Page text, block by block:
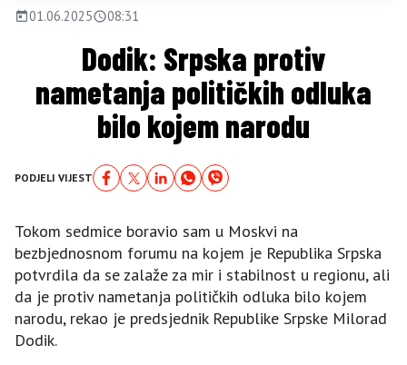
01.06.2025 08:31
Dodik: Srpska protiv
nametanja političkih odluka
bilo kojem narodu
PODJELI VIJEST
Tokom sedmice boravio sam u Moskvi na
bezbjednosnom forumu na kojem je Republika Srpska
potvrdila da se zalaže za mir i stabilnost u regionu, ali
da je protiv nametanja političkih odluka bilo kojem
narodu, rekao je predsjednik Republike Srpske Milorad
Dodik.